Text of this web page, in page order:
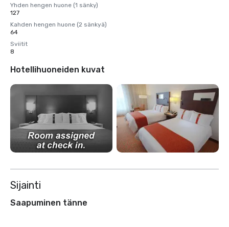
Yhden hengen huone (1 sänky)
127
Kahden hengen huone (2 sänkyä)
64
Sviitit
8
Hotellihuoneiden kuvat
Sijainti
Saapuminen tänne